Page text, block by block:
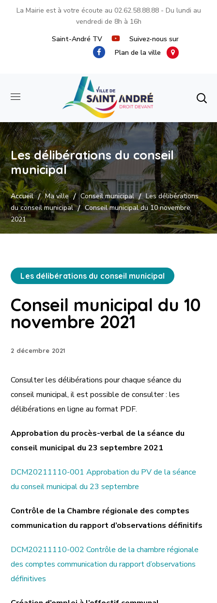
La Mairie est à votre écoute au 02.62.58.88.88- Du lundi au
vendredi de 8h à 16h
Saint-André TV
Suivez-nous sur
Plan de la ville
Les délibérations du conseil
municipal
Accueil Ma ville Conseil municipal
Les délibérations
du conseil municipal
Conseil municipal du 10 novembre
2021
Les délibérations du conseil municipal
Conseil municipal du 10
novembre 2021
2 décembre 2021
Consulter les délibérations pour chaque séance du
conseil municipal, il est possible de consulter : les
délibérations en ligne au format PDF.
Approbation du procès-verbal de la séance du
conseil municipal du 23 septembre 2021
DCM20211110-001 Approbation du PV de la séance
du conseil municipal du 23 septembre
Contrôle de la Chambre régionale des comptes
communication du rapport d’observations définitifs
DCM20211110-002 Contrôle de la chambre régionale
des comptes communication du rapport d’observations
définitives